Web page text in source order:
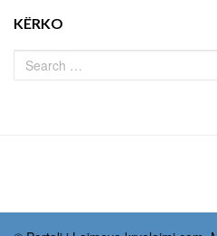
KËRKO